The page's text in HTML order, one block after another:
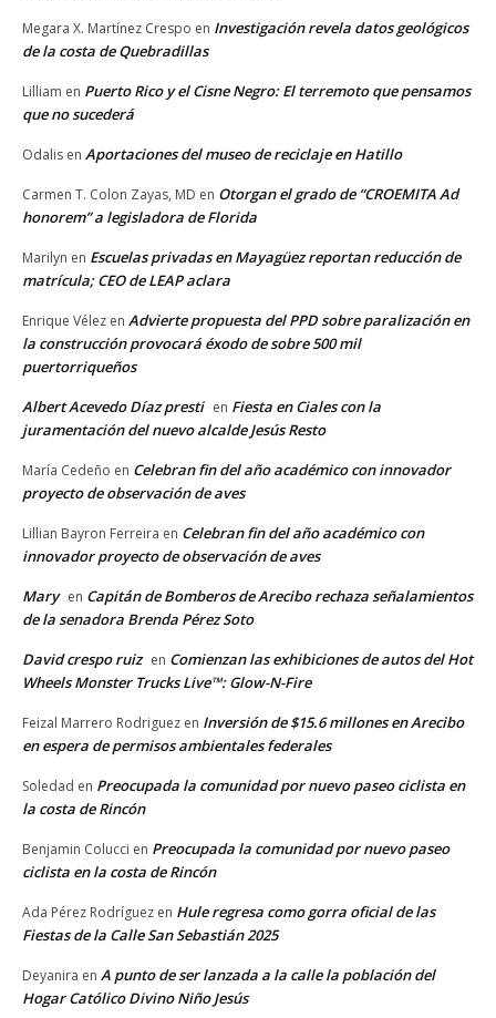
Megara X. Martínez Crespo en Investigación revela datos geológicos
de la costa de Quebradillas
Lilliam en Puerto Rico y el Cisne Negro: El terremoto que pensamos
que no sucederá
Odalis en Aportaciones del museo de reciclaje en Hatillo
Carmen T. Colon Zayas, MD en Otorgan el grado de “CROEMITA Ad
honorem” a legisladora de Florida
Marilyn en Escuelas privadas en Mayagüez reportan reducción de
matrícula; CEO de LEAP aclara
Enrique Vélez en Advierte propuesta del PPD sobre paralización en
la construcción provocará éxodo de sobre 500 mil
puertorriqueños
Albert Acevedo Díaz presti en Fiesta en Ciales con la
juramentación del nuevo alcalde Jesús Resto
María Cedeño en Celebran fin del año académico con innovador
proyecto de observación de aves
Lillian Bayron Ferreira en Celebran fin del año académico con
innovador proyecto de observación de aves
Mary en Capitán de Bomberos de Arecibo rechaza señalamientos
de la senadora Brenda Pérez Soto
David crespo ruiz en Comienzan las exhibiciones de autos del Hot
Wheels Monster Trucks Live™: Glow-N-Fire
Feizal Marrero Rodriguez en Inversión de $15.6 millones en Arecibo
en espera de permisos ambientales federales
Soledad en Preocupada la comunidad por nuevo paseo ciclista en
la costa de Rincón
Benjamin Colucci en Preocupada la comunidad por nuevo paseo
ciclista en la costa de Rincón
Ada Pérez Rodríguez en Hule regresa como gorra oficial de las
Fiestas de la Calle San Sebastián 2025
Deyanira en A punto de ser lanzada a la calle la población del
Hogar Católico Divino Niño Jesús